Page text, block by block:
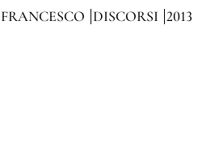
FRANCESCO DISCORSI 2013